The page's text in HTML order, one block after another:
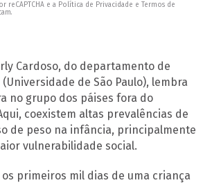
reCAPTCHA e a Política de Privacidade e Termos de
Cardoso, do departamento de
(Universidade de São Paulo), lembra
no grupo dos páises fora do
coexistem altas prevalências de
de peso na infância, principalmente
vulnerabilidade social.
primeiros mil dias de uma criança